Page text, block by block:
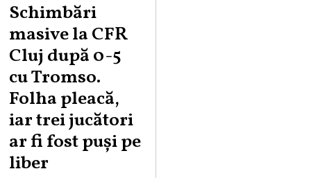
Schimbări
masive la CFR
Cluj după 0-5
cu Tromso.
Folha pleacă,
iar trei jucători
ar fi fost puși pe
liber